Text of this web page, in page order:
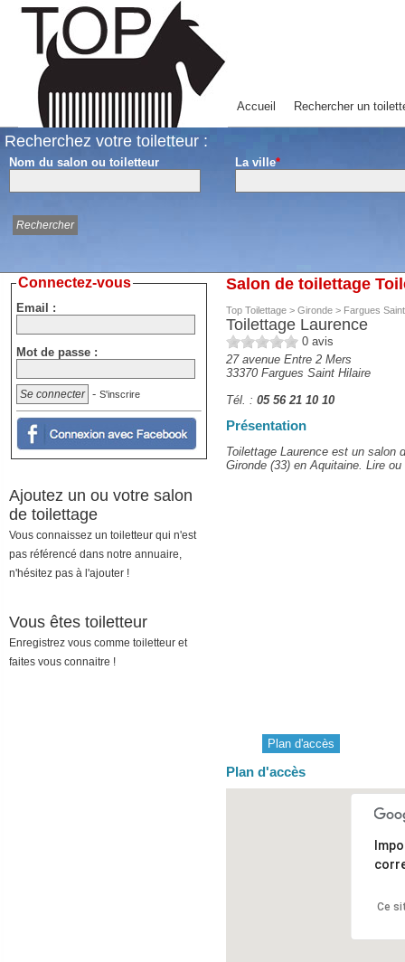
Accueil Rechercher un
Recherchez votre toiletteur :
Nom du salon ou toiletteur La ville*
Salon de toilettage
Top Toilettage > Gironde > Fargues
Toilettage Laurence
0 avis
27 avenue Entre 2 Mers
33370 Fargues Saint Hilaire
Tél. : 05 56 21 10 10
Présentation
Toilettage Laurence est un salon
Gironde (33) en Aquitaine. Lire
Plan d'accès
Plan d'accès
Ce
Connectez-vous
Email :
Mot de passe :
- S'inscrire
Ajoutez un ou votre salon
de toilettage
Vous connaissez un toiletteur qui n'est
pas référencé dans notre annuaire,
n'hésitez pas à l'ajouter !
Vous êtes toiletteur
Enregistrez vous comme toiletteur et
faites vous connaitre !